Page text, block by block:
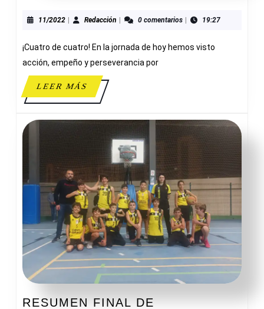
11/202211/2022Redacción Redacción0 comentarios 19:27
¡Cuatro de cuatro! En la jornada de hoy hemos visto
acción, empeño y perseverancia por
LEER MÁSLEER
MÁS
RESUMEN FINAL DE